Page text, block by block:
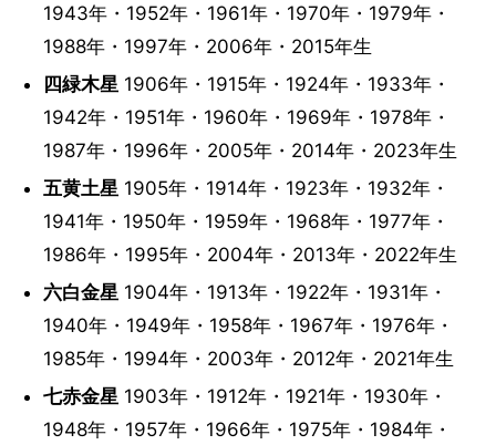
1943年・1952年・1961年・1970年・1979年・
1988年・1997年・2006年・2015年生
四緑木星1906年・1915年・1924年・1933年・
1942年・1951年・1960年・1969年・1978年・
1987年・1996年・2005年・2014年・2023年生
五黄土星1905年・1914年・1923年・1932年・
1941年・1950年・1959年・1968年・1977年・
1986年・1995年・2004年・2013年・2022年生
六白金星1904年・1913年・1922年・1931年・
1940年・1949年・1958年・1967年・1976年・
1985年・1994年・2003年・2012年・2021年生
七赤金星1903年・1912年・1921年・1930年・
1948年・1957年・1966年・1975年・1984年・